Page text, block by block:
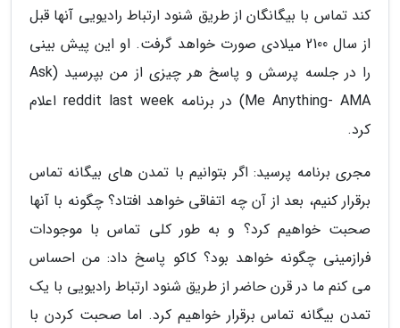
کند تماس با بیگانگان از طریق شنود ارتباط رادیویی آنها قبل
از سال 2100 میلادی صورت خواهد گرفت. او این پیش بینی
را در جلسه پرسش و پاسخ هر چیزی از من بپرسید (Ask
Me Anything- AMA) در برنامه reddit last week اعلام
کرد.
مجری برنامه پرسید: اگر بتوانیم با تمدن های بیگانه تماس
برقرار کنیم، بعد از آن چه اتفاقی خواهد افتاد؟ چگونه با آنها
صحبت خواهیم کرد؟ و به طور کلی تماس با موجودات
فرازمینی چگونه خواهد بود؟ کاکو پاسخ داد: من احساس
می کنم ما در قرن حاضر از طریق شنود ارتباط رادیویی با یک
تمدن بیگانه تماس برقرار خواهیم کرد. اما صحبت کردن با